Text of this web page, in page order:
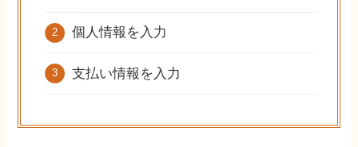
個人情報を入力
支払い情報を入力